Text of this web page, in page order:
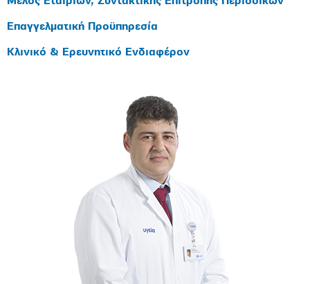
Επαγγελματική Προϋπηρεσία
Κλινικό & Ερευνητικό Ενδιαφέρον